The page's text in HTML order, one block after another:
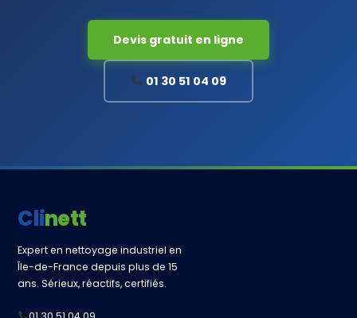
Devis gratuit en ligne
01 30 51 04 09
Clinett
Expert en nettoyage industriel en
Île-de-France depuis plus de 15
ans. Sérieux, réactifs, certifiés.